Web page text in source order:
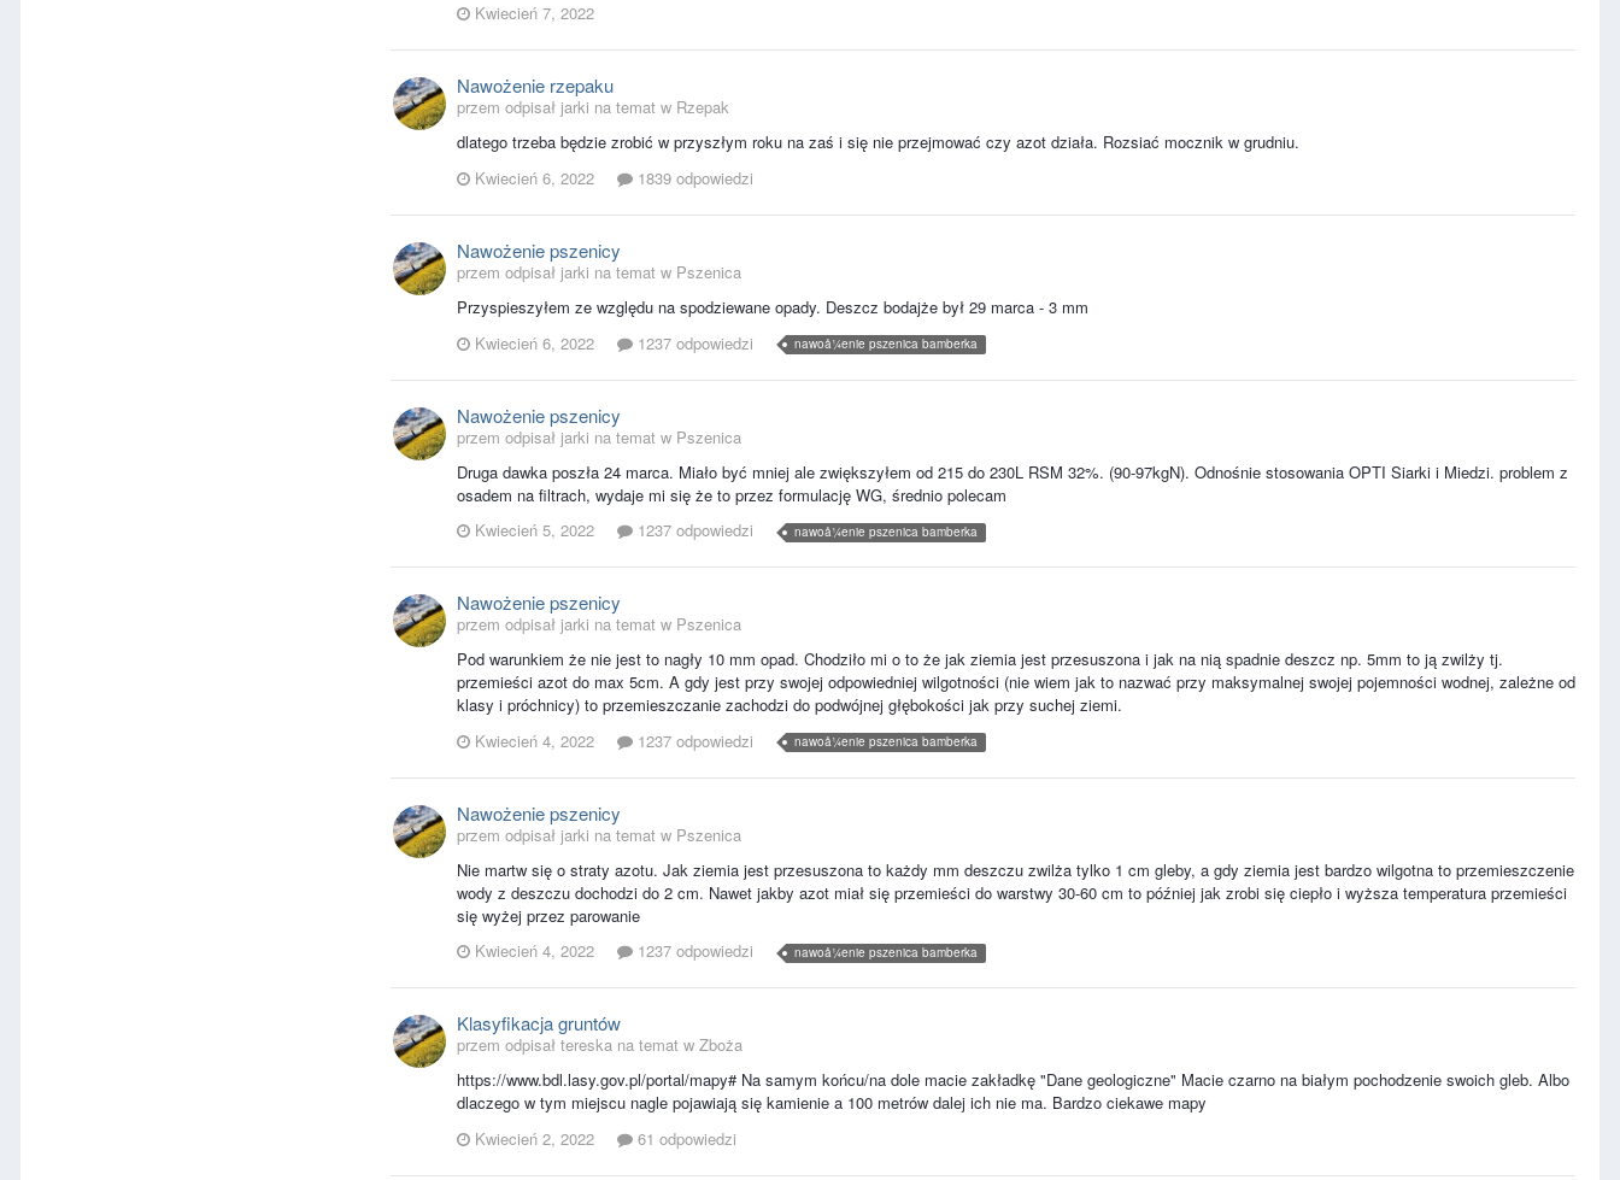
Kwiecień 7, 2022
Nawożenie rzepaku
przem odpisał jarki na temat w Rzepak
dlatego trzeba będzie zrobić w przyszłym roku na zaś i się nie przejmować czy azot działa. Rozsiać mocznik w grudniu.
Kwiecień 6, 2022
1839 odpowiedzi
Nawożenie pszenicy
przem odpisał jarki na temat w Pszenica
Przyspieszyłem ze względu na spodziewane opady. Deszcz bodajże był 29 marca - 3 mm
Kwiecień 6, 2022
1237 odpowiedzi nawoå¼enie pszenica bamberka
Nawożenie pszenicy
przem odpisał jarki na temat w Pszenica
Druga dawka poszła 24 marca. Miało być mniej ale zwiększyłem od 215 do 230L RSM 32%. (90-97kgN). Odnośnie stosowania OPTI Siarki i Miedzi. problem z
osadem na filtrach, wydaje mi się że to przez formulację WG, średnio polecam
Kwiecień 5, 2022
1237 odpowiedzi nawoå¼enie pszenica bamberka
Nawożenie pszenicy
przem odpisał jarki na temat w Pszenica
Pod warunkiem że nie jest to nagły 10 mm opad. Chodziło mi o to że jak ziemia jest przesuszona i jak na nią spadnie deszcz np. 5mm to ją zwilży tj.
przemieści azot do max 5cm. A gdy jest przy swojej odpowiedniej wilgotności (nie wiem jak to nazwać przy maksymalnej swojej pojemności wodnej, zależne od
klasy i próchnicy) to przemieszczanie zachodzi do podwójnej głębokości jak przy suchej ziemi.
Kwiecień 4, 2022
1237 odpowiedzi nawoå¼enie pszenica bamberka
Nawożenie pszenicy
przem odpisał jarki na temat w Pszenica
Nie martw się o straty azotu. Jak ziemia jest przesuszona to każdy mm deszczu zwilża tylko 1 cm gleby, a gdy ziemia jest bardzo wilgotna to przemieszczenie
wody z deszczu dochodzi do 2 cm. Nawet jakby azot miał się przemieści do warstwy 30-60 cm to później jak zrobi się ciepło i wyższa temperatura przemieści
się wyżej przez parowanie
Kwiecień 4, 2022
1237 odpowiedzi nawoå¼enie pszenica bamberka
Klasyfikacja gruntów
przem odpisał tereska na temat w Zboża
https://www.bdl.lasy.gov.pl/portal/mapy# Na samym końcu/na dole macie zakładkę "Dane geologiczne" Macie czarno na białym pochodzenie swoich gleb. Albo
dlaczego w tym miejscu nagle pojawiają się kamienie a 100 metrów dalej ich nie ma. Bardzo ciekawe mapy
Kwiecień 2, 2022
61 odpowiedzi